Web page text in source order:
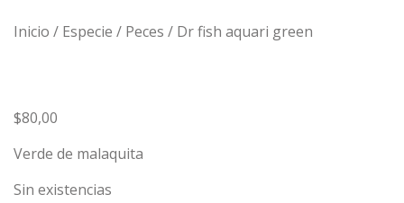
Inicio / Especie / Peces / Dr fish aquari green
$80,00
Verde de malaquita
Sin existencias